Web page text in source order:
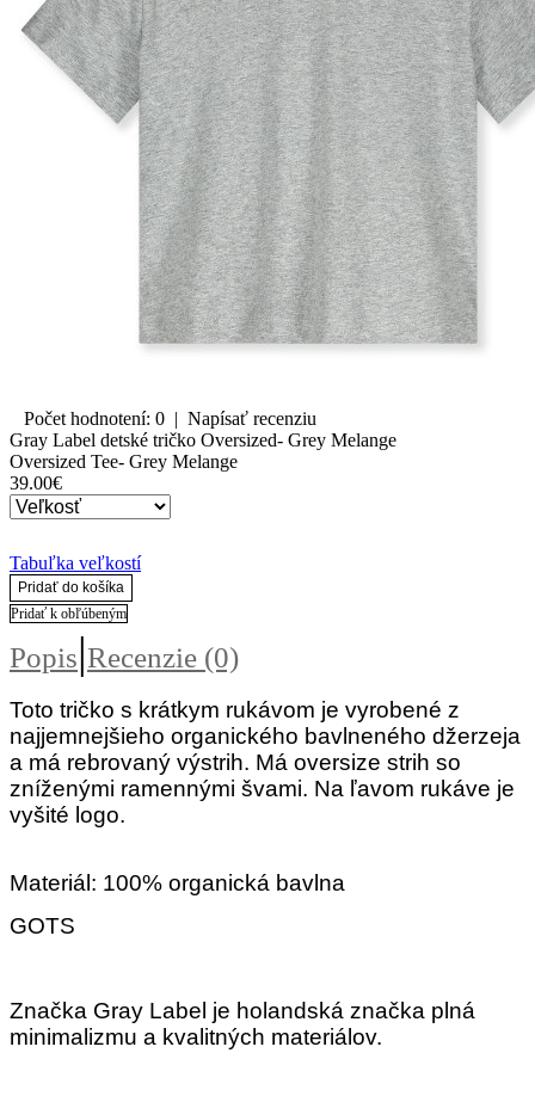
Počet hodnotení: 0 | Napísať recenziu
Gray Label detské tričko Oversized- Grey Melange
Oversized Tee- Grey Melange
39.00€
Tabuľka veľkostí
Pridať do košíka
Pridať k obľúbeným
Popis|Recenzie (0)
Toto tričko s krátkym rukávom je vyrobené z
najjemnejšieho organického bavlneného džerzeja
a má rebrovaný výstrih. Má oversize strih so
zníženými ramennými švami. Na ľavom rukáve je
vyšité logo.
Materiál: 100% organická bavlna
GOTS
Značka Gray Label je holandská značka plná
minimalizmu a kvalitných materiálov.